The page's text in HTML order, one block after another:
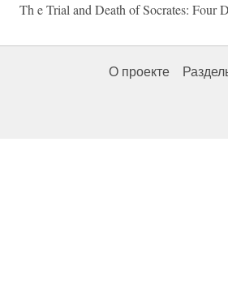
Th e Trial and Death of Socrates: Four
О проекте